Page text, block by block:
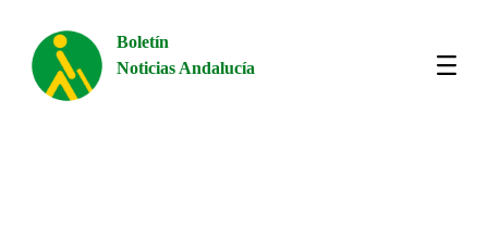
Boletín
Noticias Andalucía